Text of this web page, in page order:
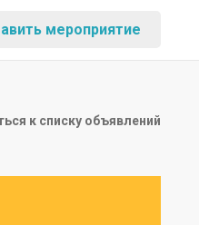
мероприятие
к списку объявлений